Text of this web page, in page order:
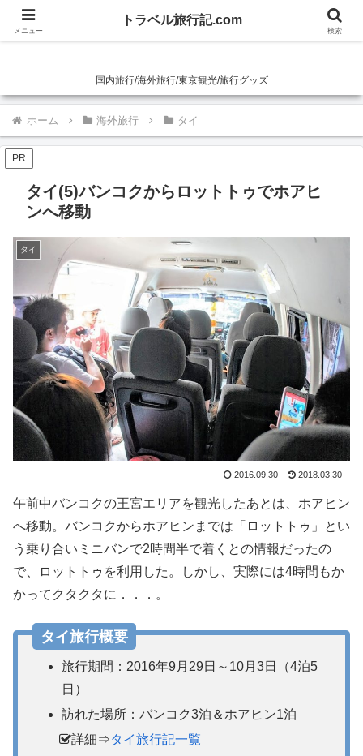
トラベル旅行記.com
国内旅行/海外旅行/東京観光/旅行グッズ
ホーム 海外旅行 タイ
PR
タイ(5)バンコクからロットトゥでホアヒ
ンへ移動
タイ
2016.09.30 2018.03.30
午前中バンコクの王宮エリアを観光したあとは、ホアヒン
へ移動。バンコクからホアヒンまでは「ロットトゥ」とい
う乗り合いミニバンで2時間半で着くとの情報だったの
で、ロットトゥを利用した。しかし、実際には4時間もか
かってクタクタに．．．。
タイ旅行概要
旅行期間：2016年9月29日～10月3日（4泊5
日）
訪れた場所：バンコク3泊＆ホアヒン1泊
詳細⇒タイ旅行記一覧
メニュー
トラベル旅行記.com
検索